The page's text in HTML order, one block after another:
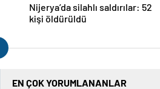
Nijerya’da silahlı saldırılar: 52
kişi öldürüldü
EN ÇOK YORUMLANANLAR